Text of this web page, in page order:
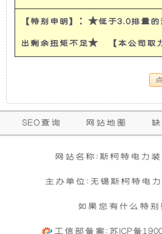
隔
音
和
【特别申明】：★低于3.0排量
出剩余扭矩不足★ 【本公司取
购买本公司产品达到规定
活动时间 : 从2026年01月01日
购买公司产品，运费减免
活动时间 : 从2023年12月20
零担运输（运费到付）
所需时间 : 3-4 天 [ 国内 ]
修
SEO查询 网站地图
网站名称:斯柯特电力
主办单位:无锡斯柯特电
如果您有什么特
工信部备案:苏ICP备